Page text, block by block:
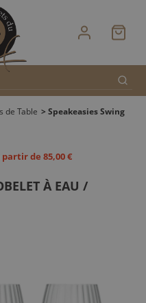
de Table > Speakeasies Swing
de 85,00 €
À EAU /